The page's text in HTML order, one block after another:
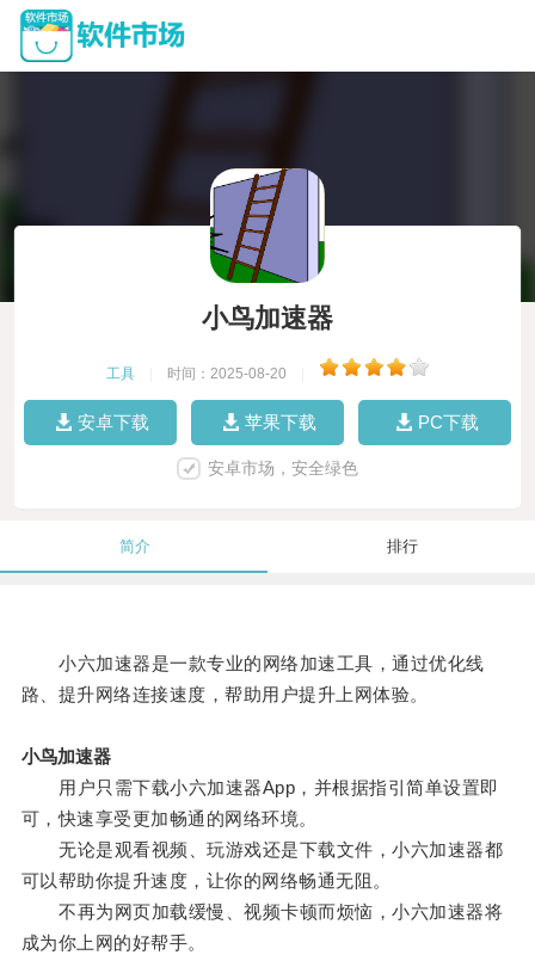
小鸟加速器
工具 时间：2025-08-20
安卓下载 苹果下载 PC下载
安卓市场，安全绿色
简介 排行
小六加速器是一款专业的网络加速工具，通过优化线
路、提升网络连接速度，帮助用户提升上网体验。
小鸟加速器
用户只需下载小六加速器App，并根据指引简单设置即
可，快速享受更加畅通的网络环境。
无论是观看视频、玩游戏还是下载文件，小六加速器都
可以帮助你提升速度，让你的网络畅通无阻。
不再为网页加载缓慢、视频卡顿而烦恼，小六加速器将
成为你上网的好帮手。